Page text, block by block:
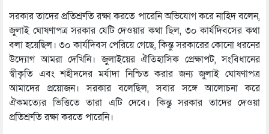
সরকার তাদের প্রতিশ্রুতি রক্ষা করতে পারেনি অভিযোগ করে নাহিদ বলেন,
জুলাই ঘোষণাপত্র সরকার যেটি দেওয়ার কথা ছিল, ৩০ কার্যদিবসের কথা
বলা হয়েছিল। ৩০ কার্যদিবস পেরিয়ে গেছে, কিন্তু সরকারের কোনো ধরনের
উদ্যোগ আমরা দেখিনি। জুলাইয়ের ঐতিহাসিক প্রেক্ষাপট, সংবিধানের
স্বীকৃতি এবং শহীদদের মর্যাদা নিশ্চিত করার জন্য জুলাই ঘোষণাপত্র
আমাদের প্রয়োজন। সরকার বলেছিল, সবার সঙ্গে আলোচনা করে
ঐকমত্যের ভিত্তিতে তারা এটি দেবে। কিন্তু সরকার তাদের দেওয়া
প্রতিশ্রুতি রক্ষা করতে পারেনি।